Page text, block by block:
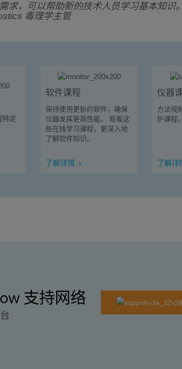
求，可以帮助新的技术人员学习基本知识
毒理学主管
特定
软件课程
保持使用更新的软件，确保
仪器发挥更高性能。 观看这
些在线学习课程，更深入地
了解软件知识。
了解详情
仪器
方法视
护课程。
了解详
支持网络